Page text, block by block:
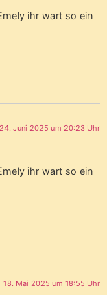
ihr wart so ein
24. Juni 2025 um 20:23 Uhr
ihr wart so ein
18. Mai 2025 um 18:55 Uhr